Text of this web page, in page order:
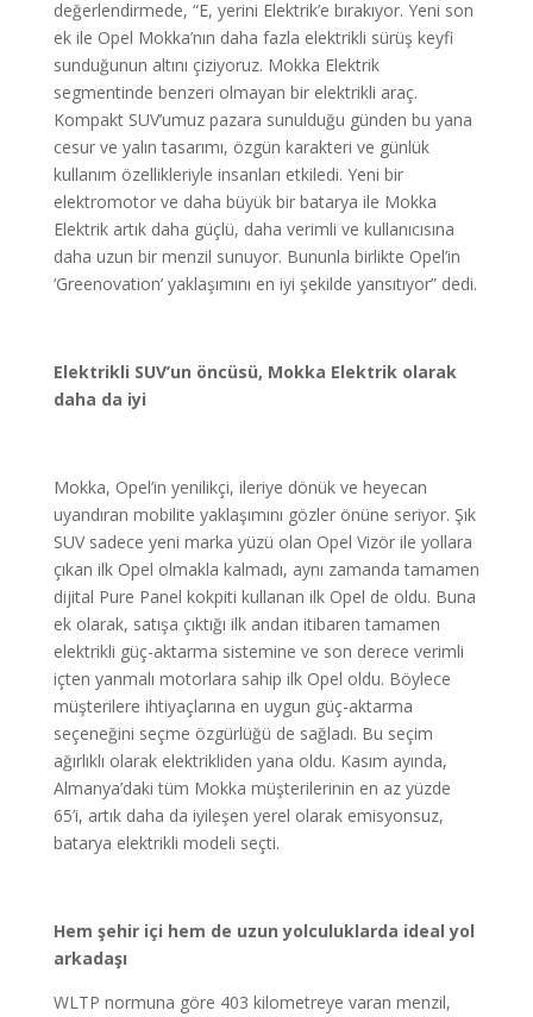
değerlendirmede, “E, yerini Elektrik’e bırakıyor. Yeni son
ek ile Opel Mokka’nın daha fazla elektrikli sürüş keyfi
sunduğunun altını çiziyoruz. Mokka Elektrik
segmentinde benzeri olmayan bir elektrikli araç.
Kompakt SUV’umuz pazara sunulduğu günden bu yana
cesur ve yalın tasarımı, özgün karakteri ve günlük
kullanım özellikleriyle insanları etkiledi. Yeni bir
elektromotor ve daha büyük bir batarya ile Mokka
Elektrik artık daha güçlü, daha verimli ve kullanıcısına
daha uzun bir menzil sunuyor. Bununla birlikte Opel’in
‘Greenovation’ yaklaşımını en iyi şekilde yansıtıyor” dedi.
Elektrikli SUV’un öncüsü, Mokka Elektrik olarak
daha da iyi
Mokka, Opel’in yenilikçi, ileriye dönük ve heyecan
uyandıran mobilite yaklaşımını gözler önüne seriyor. Şık
SUV sadece yeni marka yüzü olan Opel Vizör ile yollara
çıkan ilk Opel olmakla kalmadı, aynı zamanda tamamen
dijital Pure Panel kokpiti kullanan ilk Opel de oldu. Buna
ek olarak, satışa çıktığı ilk andan itibaren tamamen
elektrikli güç-aktarma sistemine ve son derece verimli
içten yanmalı motorlara sahip ilk Opel oldu. Böylece
müşterilere ihtiyaçlarına en uygun güç-aktarma
seçeneğini seçme özgürlüğü de sağladı. Bu seçim
ağırlıklı olarak elektrikliden yana oldu. Kasım ayında,
Almanya’daki tüm Mokka müşterilerinin en az yüzde
65’i, artık daha da iyileşen yerel olarak emisyonsuz,
batarya elektrikli modeli seçti.
Hem şehir içi hem de uzun yolculuklarda ideal yol
arkadaşı
WLTP normuna göre 403 kilometreye varan menzil,